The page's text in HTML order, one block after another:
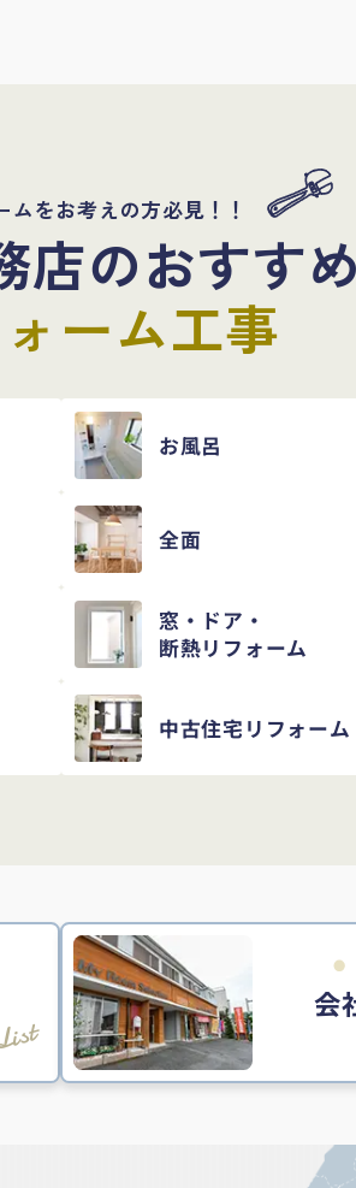
ムをお考えの方必見！！
店のおすすめ
ーム工事
お風呂
全面
窓・ドア・
断熱リフォーム
中古住宅 リフォーム
会